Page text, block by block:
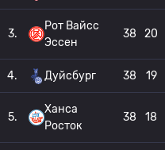
3.
Рот Вайсс
Эссен
38 20
4. Дуйсбург 38 19
5.
Ханса
Росток
38 18